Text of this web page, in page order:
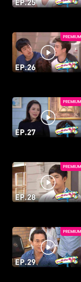
PREMIUM
PREMIUM
PREMIUM
PREMIUM